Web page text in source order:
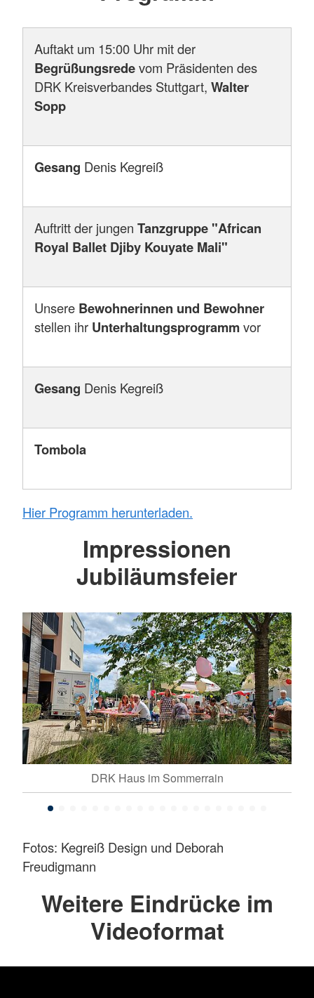
Auftakt um 15:00 Uhr mit der
Begrüßungsredevom Präsidenten des
DRK Kreisverbandes Stuttgart, Walter
Sopp
Gesang Denis Kegreiß
Auftritt der jungen Tanzgruppe "African
Royal Ballet Djiby Kouyate Mali"
Unsere Bewohnerinnen und Bewohner
stellen ihr Unterhaltungsprogrammvor
Gesang Denis Kegreiß
Tombola
Hier Programm herunterladen.
Impressionen
Jubiläumsfeier
DRK Haus im Sommerrain
Fotos: Kegreiß Design und Deborah
Freudigmann
Weitere Eindrücke im
Videoformat